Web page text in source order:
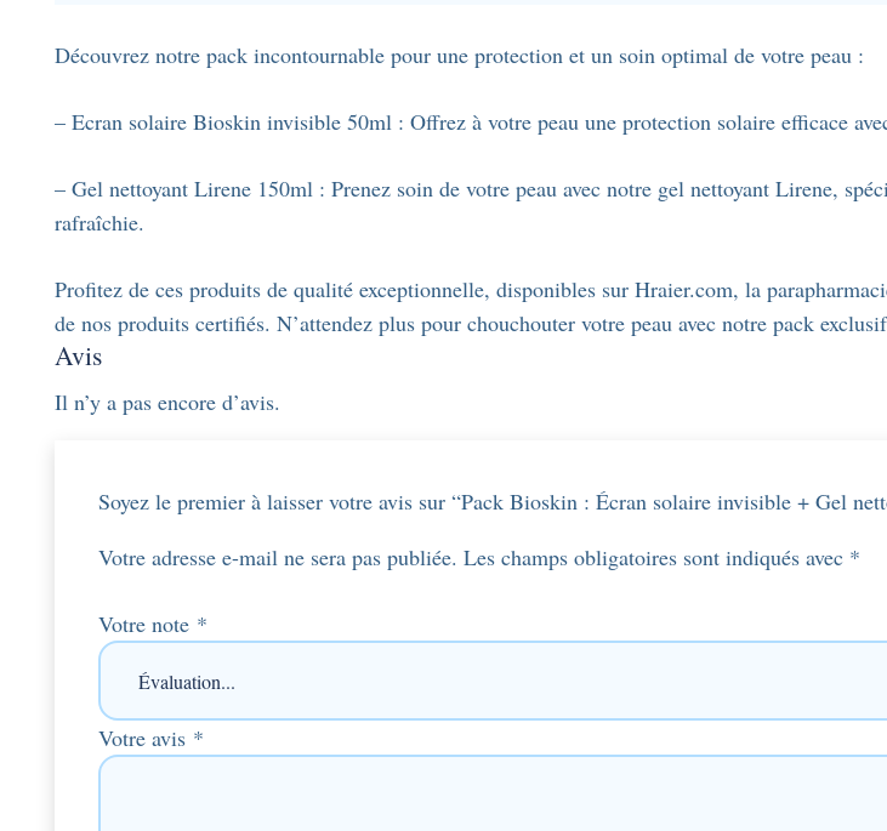
Découvrez notre pack incontournable pour une protection et un soin optimal de votre peau :
– Ecran solaire Bioskin invisible 50ml : Offrez à votre peau une protection solaire efficace
– Gel nettoyant Lirene 150ml : Prenez soin de votre peau avec notre gel nettoyant Lirene,
rafraîchie.
Profitez de ces produits de qualité exceptionnelle, disponibles sur Hraier.com, la
de nos produits certifiés. N’attendez plus pour chouchouter votre peau avec notre pack
Avis
Il n’y a pas encore d’avis.
Soyez le premier à laisser votre avis sur “Pack Bioskin : Écran solaire invisible + Gel
Votre adresse e-mail ne sera pas publiée. Les champs obligatoires sont indiqués avec *
Votre note *
Votre avis *